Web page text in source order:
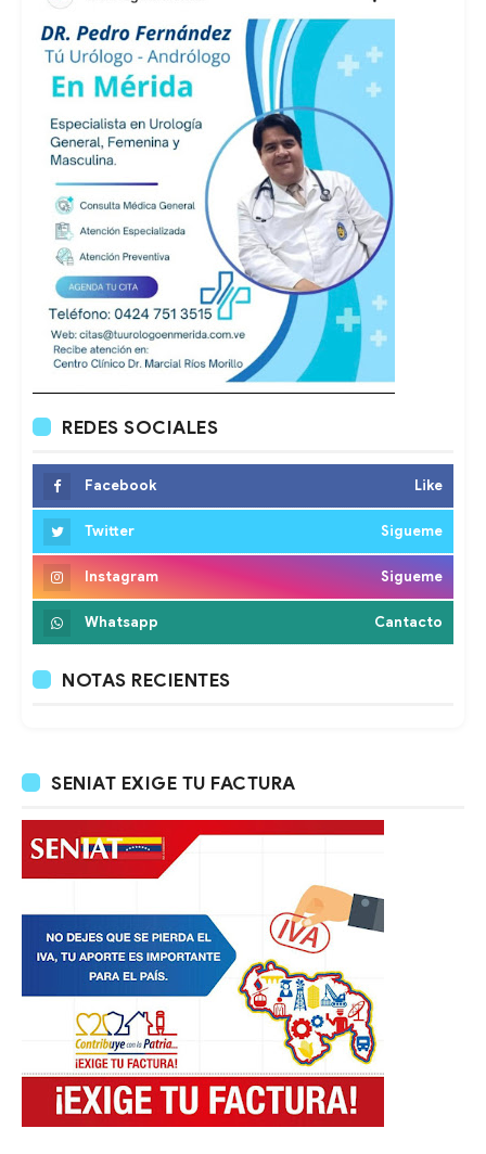
REDES SOCIALES
Facebook Like
Twitter Sigueme
Instagram Sigueme
Whatsapp Cantacto
NOTAS RECIENTES
SENIAT EXIGE TU FACTURA